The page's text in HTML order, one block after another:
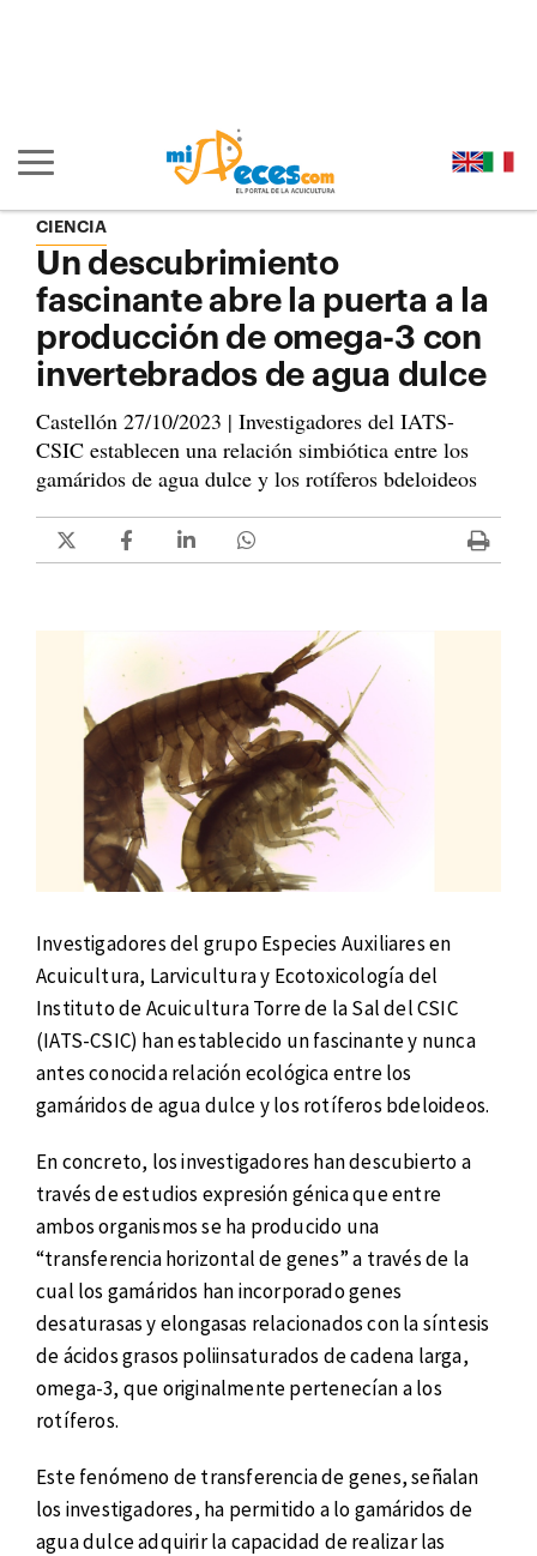
Mostrar/ocultar navegación principal
CIENCIA
Un descubrimiento
fascinante abre la puerta a la
producción de omega-3 con
invertebrados de agua dulce
Castellón 27/10/2023 | Investigadores del IATS-
CSIC establecen una relación simbiótica entre los
gamáridos de agua dulce y los rotíferos bdeloideos
Investigadores del grupo Especies Auxiliares en
Acuicultura, Larvicultura y Ecotoxicología del
Instituto de Acuicultura Torre de la Sal del CSIC
(IATS-CSIC) han establecido un fascinante y nunca
antes conocida relación ecológica entre los
gamáridos de agua dulce y los rotíferos bdeloideos.
En concreto, los investigadores han descubierto a
través de estudios expresión génica que entre
ambos organismos se ha producido una
“transferencia horizontal de genes” a través de la
cual los gamáridos han incorporado genes
desaturasas y elongasas relacionados con la síntesis
de ácidos grasos poliinsaturados de cadena larga,
omega-3, que originalmente pertenecían a los
rotíferos.
Este fenómeno de transferencia de genes, señalan
los investigadores, ha permitido a lo gamáridos de
agua dulce adquirir la capacidad de realizar las